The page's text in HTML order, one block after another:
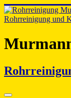
Rohrreinigung und